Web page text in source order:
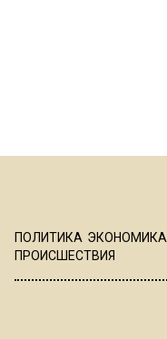
ПОЛИТИКА ЭКОНОМИКА
ПРОИСШЕСТВИЯ